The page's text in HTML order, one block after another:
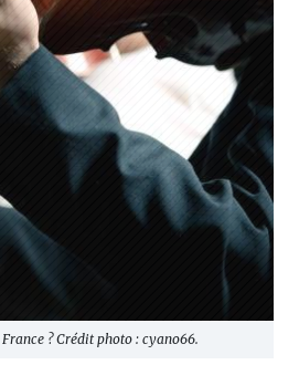
? Crédit photo : cyano66.